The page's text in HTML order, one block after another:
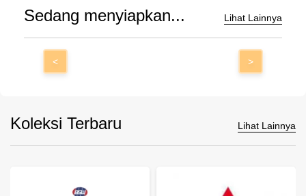
Sedang menyiapkan... Lihat Lainnya
< >
Koleksi Terbaru Lihat Lainnya